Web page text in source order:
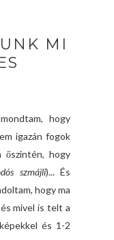
MI
hogy
igazán fogok
őszintén, hogy
szmájli)... És
hogy ma
mivel is telt a
és 1-2